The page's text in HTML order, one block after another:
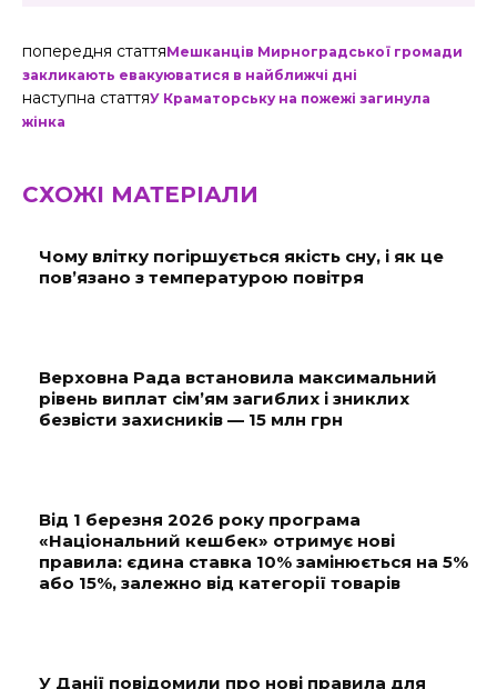
попередня статтяМешканців Мирноградської громади
закликають евакуюватися в найближчі дні
наступна статтяУ Краматорську на пожежі загинула
жінка
СХОЖІ МАТЕРІАЛИ
Чому влітку погіршується якість сну, і як це
пов’язано з температурою повітря
Верховна Рада встановила максимальний
рівень виплат сім’ям загиблих і зниклих
безвісти захисників — 15 млн грн
Від 1 березня 2026 року програма
«Національний кешбек» отримує нові
правила: єдина ставка 10% замінюється на 5%
або 15%, залежно від категорії товарів
У Данії повідомили про нові правила для